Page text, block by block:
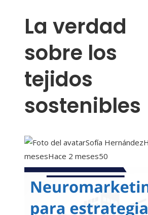
La verdad
sobre los
tejidos
sostenibles
Sofía Hernández
mesesHace 2 meses50